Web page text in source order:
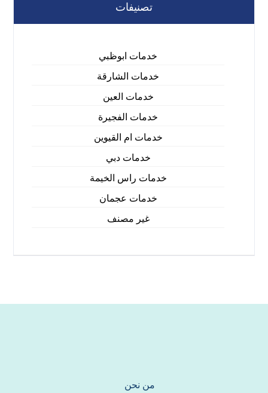
تصنيفات
خدمات ابوظبي
خدمات الشارقة
خدمات العين
خدمات الفجيرة
خدمات ام القيوين
خدمات دبي
خدمات راس الخيمة
خدمات عجمان
غير مصنف
من نحن